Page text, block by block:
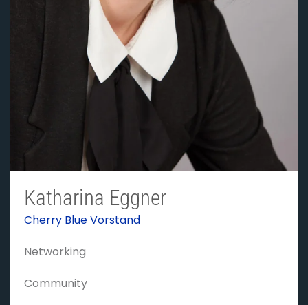
Katharina Eggner
Cherry Blue Vorstand
Networking
Community